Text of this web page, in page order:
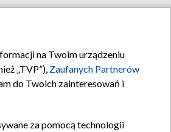
na Twoim urządzeniu
„TVP”), Zaufanych Partnerów
do Twoich zainteresowań i
za pomocą technologii